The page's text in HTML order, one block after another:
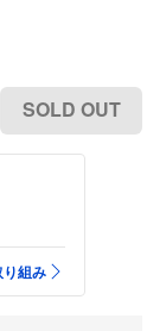
SOLD OUT
組み